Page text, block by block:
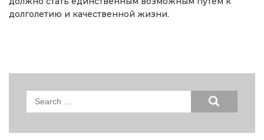
долголетию и качественной жизни.
Search